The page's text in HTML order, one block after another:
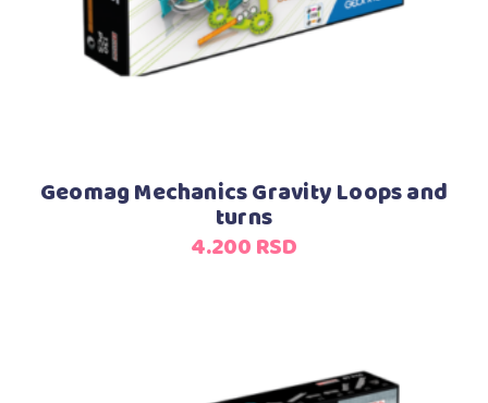
Geomag Mechanics Gravity Loops and
turns
4.200RSD